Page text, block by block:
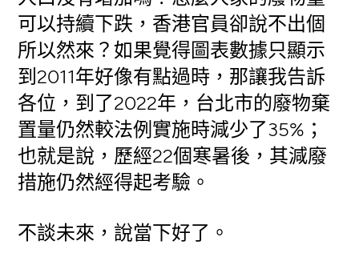
可以持續下跌，香港官員卻說不出個
所以然來？如果覺得圖表數據只顯示
到2011年好像有點過時，那讓我告訴
各位，到了2022年，台北市的廢物棄
置量仍然較法例實施時減少了35%；
也就是說，歷經22個寒暑後，其減廢
措施仍然經得起考驗。
不談未來，說當下好了。